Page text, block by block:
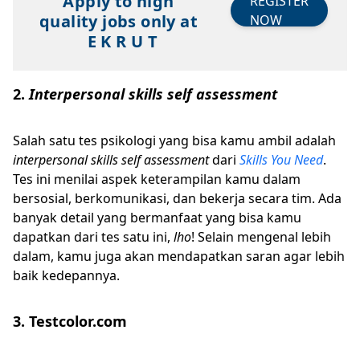
quality jobs only at
E K R U T
NOW
2.Interpersonal skills self assessment
Salah satu tes psikologi yang bisa kamu ambil adalah
interpersonal skills self assessmentdari Skills You Need.
Tes ini menilai aspek keterampilan kamu dalam
bersosial, berkomunikasi, dan bekerja secara tim. Ada
banyak detail yang bermanfaat yang bisa kamu
dapatkan dari tes satu ini, lho! Selain mengenal lebih
dalam, kamu juga akan mendapatkan saran agar lebih
baik kedepannya.
3. Testcolor.com